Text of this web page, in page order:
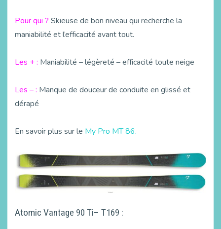
Pour qui ? Skieuse de bon niveau qui recherche la
maniabilité et l’efficacité avant tout.
Les + : Maniabilité – légèreté – efficacité toute neige
Les – : Manque de douceur de conduite en glissé et
dérapé
En savoir plus sur le My Pro MT 86.
Atomic Vantage 90 Ti– T169 :